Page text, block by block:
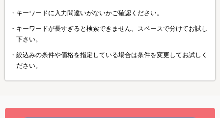
キーワードに入力間違いがないかご確認ください。
キーワードが長すぎると検索できません。スペースで分けてお試し
下さい。
絞込みの条件や価格を指定している場合は条件を変更してお試しく
ださい。